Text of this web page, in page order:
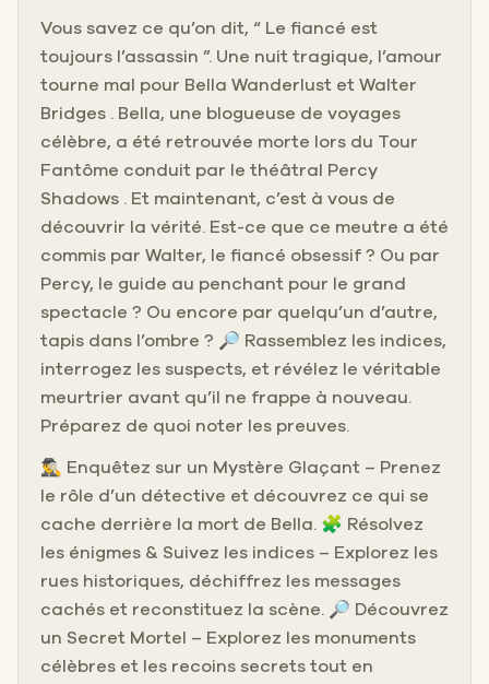
Vous savez ce qu’on dit, “ Le fiancé est
toujours l’assassin ”. Une nuit tragique, l’amour
tourne mal pour Bella Wanderlust et Walter
Bridges . Bella, une blogueuse de voyages
célèbre, a été retrouvée morte lors du Tour
Fantôme conduit par le théâtral Percy
Shadows . Et maintenant, c’est à vous de
découvrir la vérité. Est-ce que ce meutre a été
commis par Walter, le fiancé obsessif ? Ou par
Percy, le guide au penchant pour le grand
spectacle ? Ou encore par quelqu’un d’autre,
tapis dans l’ombre ? 🔎 Rassemblez les indices,
interrogez les suspects, et révélez le véritable
meurtrier avant qu’il ne frappe à nouveau.
Préparez de quoi noter les preuves.
🕵️‍♂️ Enquêtez sur un Mystère Glaçant – Prenez
le rôle d’un détective et découvrez ce qui se
cache derrière la mort de Bella. 🧩 Résolvez
les énigmes & Suivez les indices – Explorez les
rues historiques, déchiffrez les messages
cachés et reconstituez la scène. 🔎 Découvrez
un Secret Mortel – Explorez les monuments
célèbres et les recoins secrets tout en